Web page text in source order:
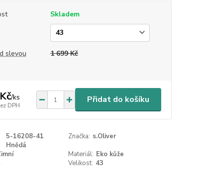
Skladem
slevou 1 699 Kč
/ks
DPH
Přidat do košíku
5-16208-41
Hnědá
Značka: s.Oliver
Materiál: Eko kůže
Velikost: 43